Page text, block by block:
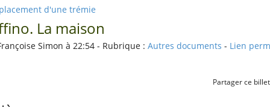
d'une trémie
La maison
Simon à 22:54 - Rubrique :Autres documents - Lien
Partager ce